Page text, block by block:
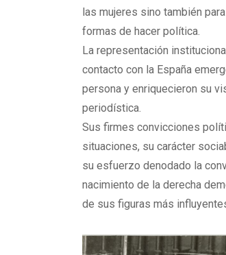
las mujeres sino también
formas de hacer política.
La representación
contacto con la España
persona y enriquecieron su
periodística.
Sus firmes convicciones
situaciones, su carácter
su esfuerzo denodado la
nacimiento de la derecha
de sus figuras más